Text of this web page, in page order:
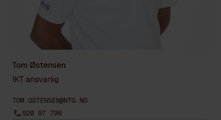
Tom Østensen
IKT ansvarlig
TOM.OSTENSEN@NTG.NO
920 97 799